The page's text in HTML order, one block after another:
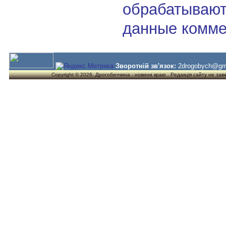
данные
Зворотній зв'язок:
Copyright © 2026. Дрогобиччина - новини краю . Редакція сайту не